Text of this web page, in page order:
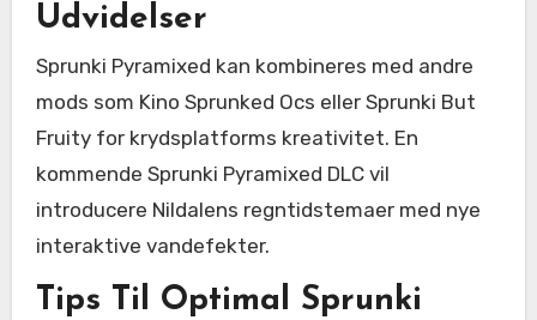
Udvidelser
Sprunki Pyramixed kan kombineres med andre
mods som Kino Sprunked Ocs eller Sprunki But
Fruity for krydsplatforms kreativitet. En
kommende Sprunki Pyramixed DLC vil
introducere Nildalens regntidstemaer med nye
interaktive vandefekter.
Tips Til Optimal Sprunki